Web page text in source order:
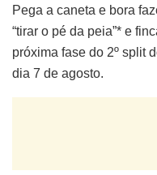
Pega a caneta e bora
“tirar o pé da peia”* e
próxima fase do 2º split
dia 7 de agosto.